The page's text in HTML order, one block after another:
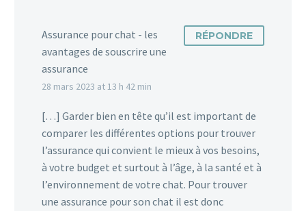
Assurance pour chat - les
avantages de souscrire une
assurance
28 mars 2023 at 13 h 42 min
RÉPONDRE
[…] Garder bien en tête qu’il est important de
comparer les différentes options pour trouver
l’assurance qui convient le mieux à vos besoins,
à votre budget et surtout à l’âge, à la santé et à
l’environnement de votre chat. Pour trouver
une assurance pour son chat il est donc